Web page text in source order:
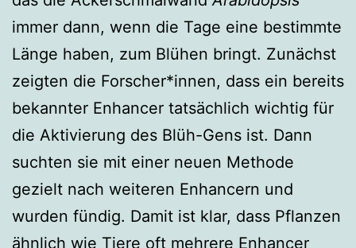
immer dann, wenn die Tage eine bestimmte
Länge haben, zum Blühen bringt. Zunächst
zeigten die Forscher*innen, dass ein bereits
bekannter Enhancer tatsächlich wichtig für
die Aktivierung des Blüh-Gens ist. Dann
suchten sie mit einer neuen Methode
gezielt nach weiteren Enhancern und
wurden fündig. Damit ist klar, dass Pflanzen
ähnlich wie Tiere oft mehrere Enhancer